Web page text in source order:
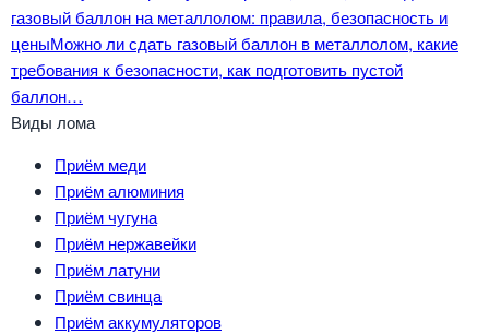
газовый баллон на металлолом: правила, безопасность и
ценыМожно ли сдать газовый баллон в металлолом, какие
требования к безопасности, как подготовить пустой
баллон…
Виды лома
Приём меди
Приём алюминия
Приём чугуна
Приём нержавейки
Приём латуни
Приём свинца
Приём аккумуляторов